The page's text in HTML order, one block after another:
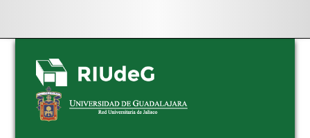
Skip
navigation